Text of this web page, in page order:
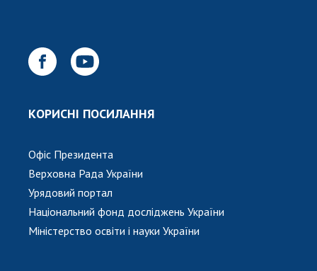
МЕДІА ПРО НАС
АКАДЕМІЯ КОМЕНТУЄ
КАБІНЕТ
КОРИСНІ ПОСИЛАННЯ
Офіс Президента
Верховна Рада України
Урядовий портал
Національний фонд досліджень України
Міністерство освіти і науки України